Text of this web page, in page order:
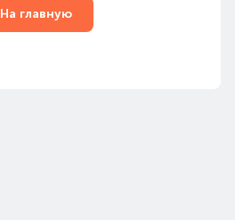
На главную